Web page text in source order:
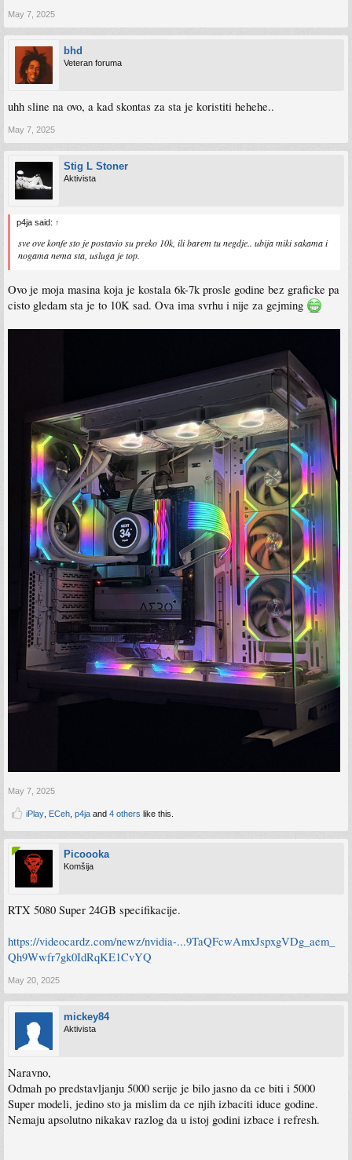
May 7, 2025
bhd
Veteran foruma
uhh sline na ovo, a kad skontas za sta je koristiti hehehe..
May 7, 2025
Stig L Stoner
Aktivista
p4ja said: ↑
sve ove konfe sto je postavio su preko 10k, ili barem tu negdje.. ubija miki sakama i
nogama nema sta, usluga je top.
Ovo je moja masina koja je kostala 6k-7k prosle godine bez graficke pa
cisto gledam sta je to 10K sad. Ova ima svrhu i nije za gejming
May 7, 2025
iPlay ECeh p4ja and 4 others like this.
Picoooka
Komšija
RTX 5080 Super 24GB specifikacije.
https://videocardz.com/newz/nvidia-...9TaQFcwAmxJspxgVDg_aem_
Qh9Wwfr7gk0IdRqKE1CvYQ
May 20, 2025
mickey84
Aktivista
Naravno,
Odmah po predstavljanju 5000 serije je bilo jasno da ce biti i 5000
Super modeli, jedino sto ja mislim da ce njih izbaciti iduce godine.
Nemaju apsolutno nikakav razlog da u istoj godini izbace i refresh.